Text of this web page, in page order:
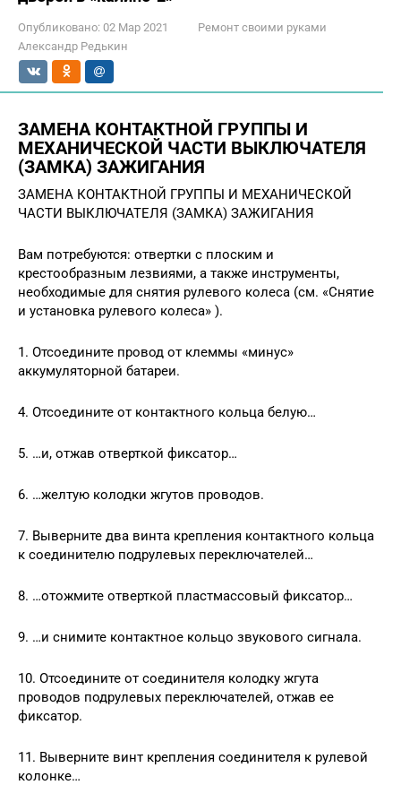
Опубликовано: 02 Мар 2021
Ремонт своими руками
Александр Редькин
ЗАМЕНА КОНТАКТНОЙ ГРУППЫ И
МЕХАНИЧЕСКОЙ ЧАСТИ ВЫКЛЮЧАТЕЛЯ
(ЗАМКА) ЗАЖИГАНИЯ
ЗАМЕНА КОНТАКТНОЙ ГРУППЫ И МЕХАНИЧЕСКОЙ
ЧАСТИ ВЫКЛЮЧАТЕЛЯ (ЗАМКА) ЗАЖИГАНИЯ
Вам потребуются: отвертки с плоским и
крестообразным лезвиями, а также инструменты,
необходимые для снятия рулевого колеса (см. «Снятие
и установка рулевого колеса» ).
1. Отсоедините провод от клеммы «минус»
аккумуляторной батареи.
4. Отсоедините от контактного кольца белую…
5. …и, отжав отверткой фиксатор…
6. …желтую колодки жгутов проводов.
7. Выверните два винта крепления контактного кольца
к соединителю подрулевых переключателей…
8. …отожмите отверткой пластмассовый фиксатор…
9. …и снимите контактное кольцо звукового сигнала.
10. Отсоедините от соединителя колодку жгута
проводов подрулевых переключателей, отжав ее
фиксатор.
11. Выверните винт крепления соединителя к рулевой
колонке…